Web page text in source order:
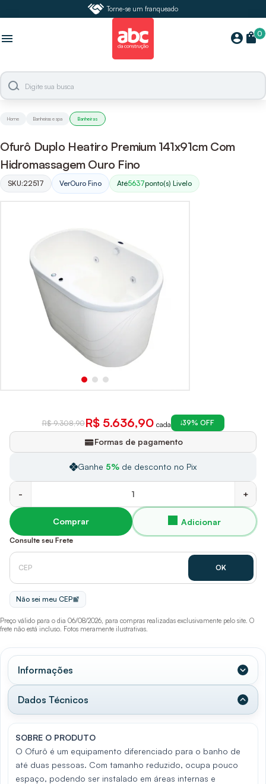
Torne-se um franqueado
menu account_circle 0
shopping_bag
Home Banheiras e spa Banheiras
Ofurô Duplo Heatiro Premium 141x91cm Com
Hidromassagem Ouro Fino
SKU:22517 VerOuro Fino Até5637ponto(s) Livelo
R$ 9.308,90R$ 5.636,90 cada 39% OFF
Ganhe 5% de desconto no Pix
Formas de pagamento
- +
Comprar
Consulte seu Frete
Não sei meu CEP
Preço válido para o dia 06/08/2026, para compras realizadas exclusivamente pelo site. O
frete não está incluso. Fotos meramente ilustrativas.
Informações
Dados Técnicos
SOBRE O PRODUTO
O Ofurô é um equipamento diferenciado para o banho de
até duas pessoas. Com tamanho reduzido, ocupa pouco
espaço, podendo ser instalado em áreas internas e